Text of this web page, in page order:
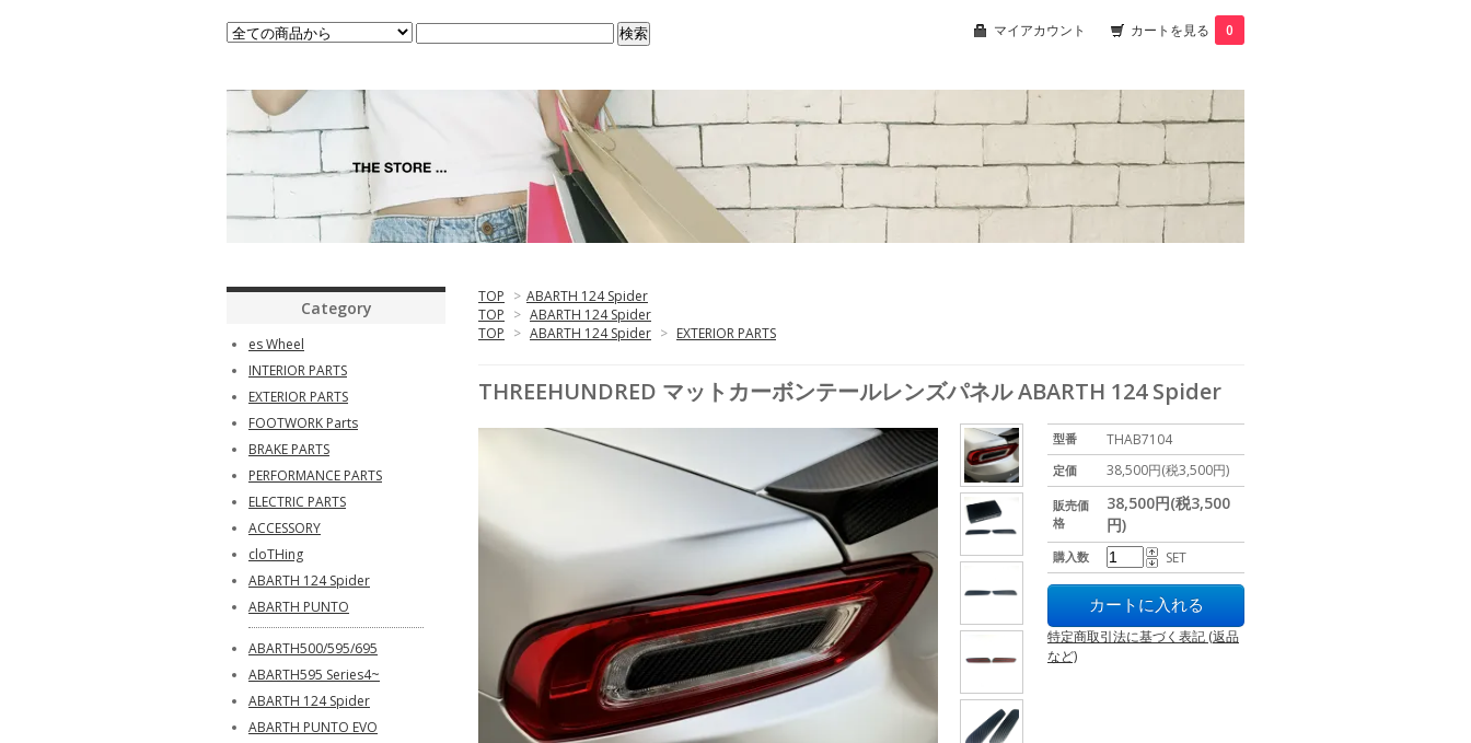
マイアカウント カートを見る 0
TOP > ABARTH 124 Spider
TOP > ABARTH 124 Spider
TOP > ABARTH 124 Spider > EXTERIOR PARTS
THREEHUNDRED マットカーボンテールレンズパネル ABARTH 124 Spider
型番 THAB7104
定価 38,500円(税3,500円)
販売価
格
38,500円(税3,500
円)
購入数 SET
特定商取引法に基づく表記 (返品
など)
Category
es Wheel
INTERIOR PARTS
EXTERIOR PARTS
FOOTWORK Parts
BRAKE PARTS
PERFORMANCE PARTS
ELECTRIC PARTS
ACCESSORY
cloTHing
ABARTH 124 Spider
ABARTH PUNTO
ABARTH500/595/695
ABARTH595 Series4~
ABARTH 124 Spider
ABARTH PUNTO EVO